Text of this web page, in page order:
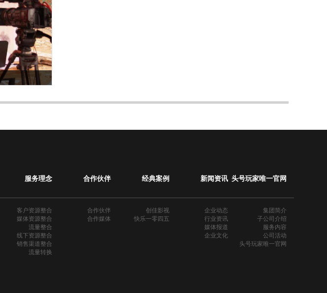
头号玩家唯一官网
集团简介
子公司介绍
服务内容
公司活动
头号玩家唯一官网
新闻资讯
企业动态
行业资讯
媒体报道
企业文化
经典案例
创佳影视
快乐一零四五
合作伙伴
合作伙伴
合作媒体
服务理念
客户资源整合
媒体资源整合
流量整合
线下资源整合
销售渠道整合
流量转换